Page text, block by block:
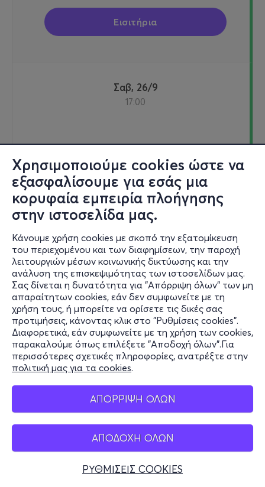
Χρησιμοποιούμε cookies ώστε να
εξασφαλίσουμε για εσάς μια
κορυφαία εμπειρία πλοήγησης
στην ιστοσελίδα μας.
Κάνουμε χρήση cookies με σκοπό την εξατομίκευση
του περιεχομένου και των διαφημίσεων, την παροχή
λειτουργιών μέσων κοινωνικής δικτύωσης και την
ανάλυση της επισκεψιμότητας των ιστοσελίδων μας.
Σας δίνεται η δυνατότητα για "Απόρριψη όλων" των μη
απαραίτητων cookies, εάν δεν συμφωνείτε με τη
χρήση τους, ή μπορείτε να ορίσετε τις δικές σας
προτιμήσεις, κάνοντας κλικ στο "Ρυθμίσεις cookies".
Διαφορετικά, εάν συμφωνείτε με τη χρήση των cookies,
παρακαλούμε όπως επιλέξετε "Αποδοχή όλων".Για
περισσότερες σχετικές πληροφορίες, ανατρέξτε στην
πολιτική μας για τα cookies.
ΑΠΟΡΡΙΨΗ ΟΛΩΝ
ΑΠΟΔΟΧΗ ΟΛΩΝ
ΡΥΘΜΙΣΕΙΣ COOKIES
Εισιτήρια
Σαβ, 26/9
17:00
Πειραιώς 254
Κέντρο Πολιτισμού Ελληνικός Κόσμος - Ταύρος, Αττική
από 16€
Εισιτήρια
Σαβ, 26/9
18:00
Κέντρο Πολιτισμού Ελληνικός Κόσμος - Ταύρος, Αττική